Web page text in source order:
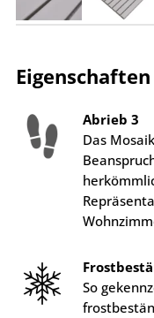
Eigenschaften
Abrieb 3
Das
So